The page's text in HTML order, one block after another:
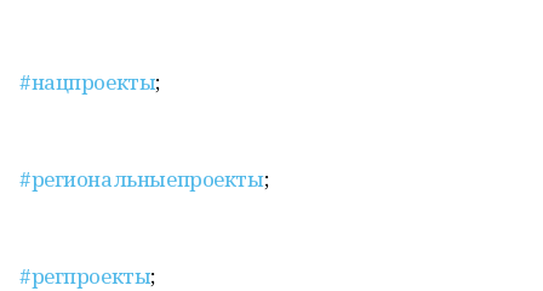
#нацпроекты;
#региональныепроекты;
#регпроекты;